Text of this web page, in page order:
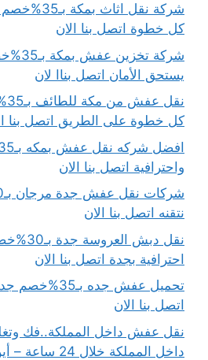
شركة نقل
كل خطوة اتصل بنا الان
شركة
يستحق الأمان اتصل بناا لان
كل خطوة على الطريق اتصل بنا
واحترافية اتصل بنا الان
نتقنه اتصل بنا الان
نقل دبش
احترافية بجدة اتصل بنا الان
تحميل عفش جده
اتصل بنا الان
نقل عفش داخل المملكة..فك
داخل المملكة خلال 24 ساعة – أين ما كنت نوصلك